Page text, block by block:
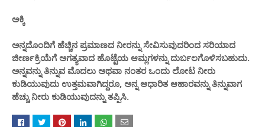
ಅಕ್ಕಿ
ಅನ್ನದೊಂದಿಗೆ ಹೆಚ್ಚಿನ ಪ್ರಮಾಣದ ನೀರನ್ನು ಸೇವಿಸುವುದರಿಂದ ಸರಿಯಾದ
ಜೀರ್ಣಕ್ರಿಯೆಗೆ ಅಗತ್ಯವಾದ ಹೊಟ್ಟೆಯ ಆಮ್ಲಗಳನ್ನು ದುರ್ಬಲಗೊಳಿಸಬಹುದು.
ಅನ್ನವನ್ನು ತಿನ್ನುವ ಮೊದಲು ಅಥವಾ ನಂತರ ಒಂದು ಲೋಟ ನೀರು
ಕುಡಿಯುವುದು ಉತ್ತಮವಾಗಿದ್ದರೂ, ಅನ್ನ ಆಧಾರಿತ ಆಹಾರವನ್ನು ತಿನ್ನುವಾಗ
ಹೆಚ್ಚು ನೀರು ಕುಡಿಯುವುದನ್ನು ತಪ್ಪಿಸಿ.